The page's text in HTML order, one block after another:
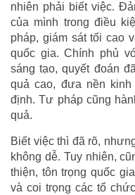
nhiên phải biết việc.
của mình trong điều
pháp, giám sát tối cao
quốc gia. Chính phủ
sáng tạo, quyết đoán
quả cao, đưa nền
định. Tư pháp cũng
quả.
Biết việc thì đã rõ,
không dễ. Tuy nhiên,
thiện, tôn trọng quốc
và coi trọng các tổ